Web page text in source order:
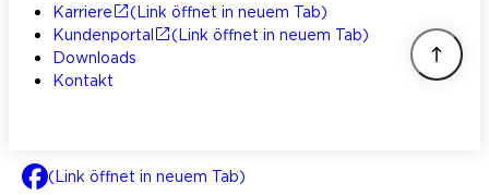
Karriere
(Link öffnet in neuem Tab)
Kundenportal
(Link öffnet in neuem Tab)
Downloads
Kontakt
(Link öffnet in neuem Tab)